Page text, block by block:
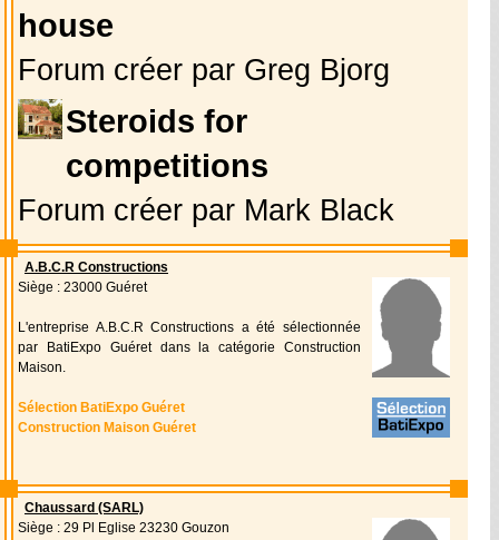
house
Forum créer par Greg Bjorg
Steroids for
competitions
Forum créer par Mark Black
A.B.C.R Constructions
Siège : 23000 Guéret
L'entreprise A.B.C.R Constructions a été sélectionnée
par BatiExpo Guéret dans la catégorie Construction
Maison.
Sélection BatiExpo Guéret
Construction Maison Guéret
Chaussard (SARL)
Siège : 29 Pl Eglise 23230 Gouzon